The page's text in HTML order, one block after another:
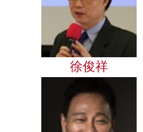
徐俊祥